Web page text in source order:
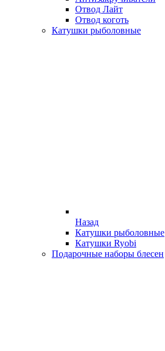
Отвод Лайт
Отвод коготь
Катушки рыболовные
Назад
Катушки рыболовные
Катушки Ryobi
Подарочные наборы блесен